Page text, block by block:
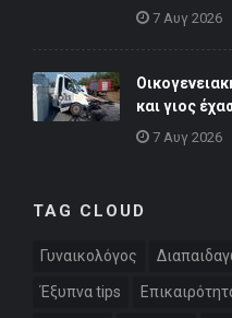
7 Αυγ 2026
και γιος
7 Αυγ 2026
TAG CLOUD
Γυναικολόγος
Έξυπνα tips